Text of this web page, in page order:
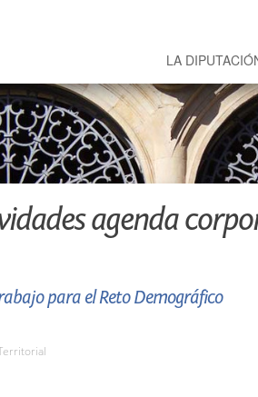
LA
agenda
para el Reto Demográfico